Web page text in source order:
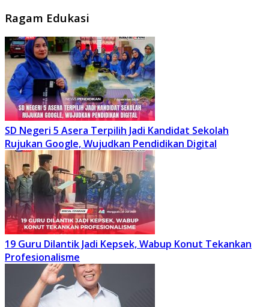
Ragam Edukasi
SD Negeri 5 Asera Terpilih Jadi Kandidat Sekolah
Rujukan Google, Wujudkan Pendidikan Digital
19 Guru Dilantik Jadi Kepsek, Wabup Konut Tekankan
Profesionalisme